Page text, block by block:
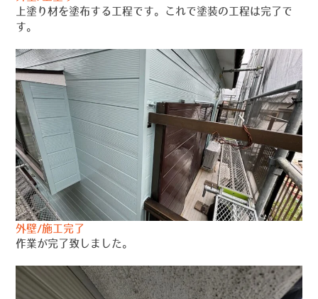
上塗り材を塗布する工程です。これで塗装の工程は完了で
す。
外壁/施工完了
作業が完了致しました。